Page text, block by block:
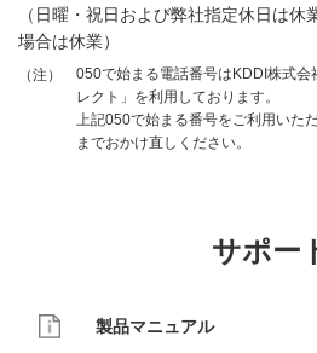
（日曜・祝日および弊社指定休日は休
場合は休業）
（注）
050で始まる電話番号はKDDI株式会
レクト」を利用しております。
上記050で始まる番号をご利用いた
までおかけ直しください。
サポー
製品マニュアル